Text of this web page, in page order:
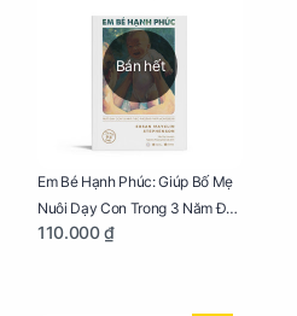
Bán hết
Em Bé Hạnh Phúc: Giúp Bố Mẹ
Nuôi Dạy Con Trong 3 Năm Đầu
Đời
110.000 ₫